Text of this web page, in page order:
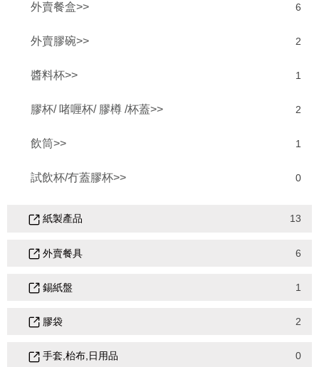
外賣餐盒>> 6
外賣膠碗>> 2
醬料杯>> 1
膠杯/ 啫喱杯/ 膠樽 /杯蓋>> 2
飲筒>> 1
試飲杯/冇蓋膠杯>> 0
紙製產品 13
外賣餐具 6
錫紙盤 1
膠袋 2
手套,枱布,日用品 0